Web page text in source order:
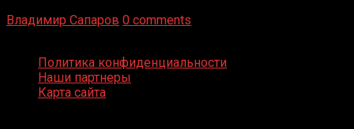
Владимир Сапаров 0 comments
Политика конфиденциальности
Наши партнеры
Карта сайта